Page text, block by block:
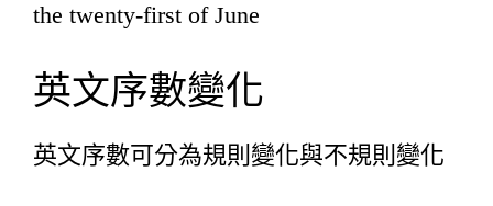
the twenty-first of June
英文序數變化
英文序數可分為規則變化與不規則變化